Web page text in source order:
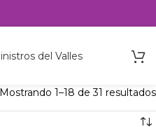
Mostrando 1–18 de 31 resultados